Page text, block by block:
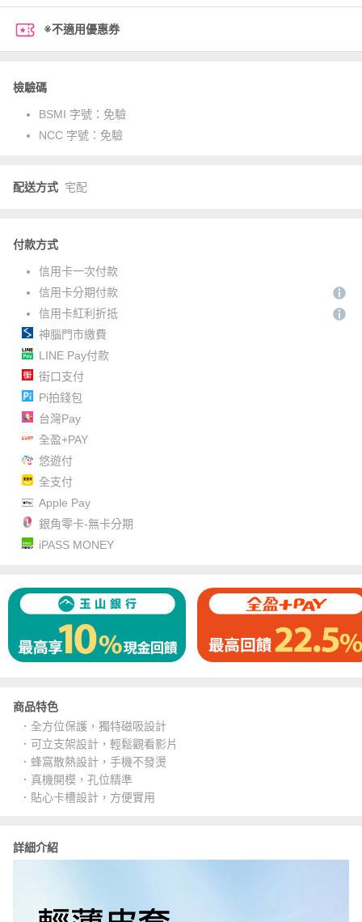
※不適用優惠券
檢驗碼
BSMI 字號： 免驗
NCC 字號： 免驗
配送方式 宅配
付款方式
信用卡一次付款
信用卡分期付款
信用卡紅利折抵
神腦門市繳費
LINE Pay付款
街口支付
Pi拍錢包
台灣Pay
全盈+PAY
悠遊付
全支付
Apple Pay
銀角零卡-無卡分期
iPASS MONEY
商品特色
．全方位保護，獨特磁吸設計
．可立支架設計，輕鬆觀看影片
．蜂窩散熱設計，手機不發燙
．真機開模，孔位精準
．貼心卡槽設計，方便實用
詳細介紹